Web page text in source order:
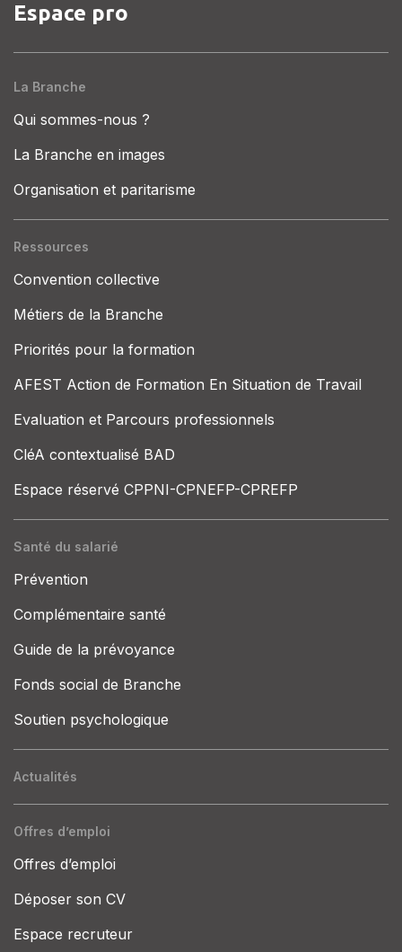
Espace pro
La Branche
Qui sommes-nous ?
La Branche en images
Organisation et paritarisme
Ressources
Convention collective
Métiers de la Branche
Priorités pour la formation
AFEST Action de Formation En Situation de Travail
Evaluation et Parcours professionnels
CléA contextualisé BAD
Espace réservé CPPNI-CPNEFP-CPREFP
Santé du salarié
Prévention
Complémentaire santé
Guide de la prévoyance
Fonds social de Branche
Soutien psychologique
Actualités
Offres d’emploi
Offres d’emploi
Déposer son CV
Espace recruteur